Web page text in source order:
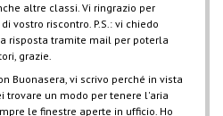
altre classi. Vi ringrazio per
vostro riscontro. P.S.: vi chiedo
risposta tramite mail per poterla
grazie.
Buonasera, vi scrivo perché in vista
trovare un modo per tenere l'aria
le finestre aperte in ufficio. Ho